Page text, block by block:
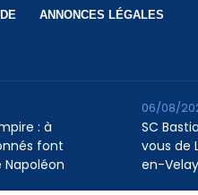
ANNONCES LÉGALES
: à
font
Napoléon
SC
vous de
en-
06/08/